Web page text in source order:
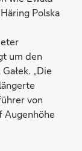
Polska
um den
„Die
von
Augenhöhe